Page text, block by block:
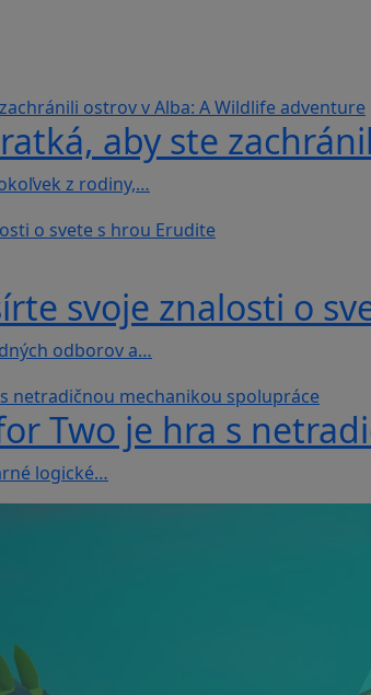
aby ste
z rodiny,…
svoje znalosti o
odborov a…
Tw‪o je hra s
logické…